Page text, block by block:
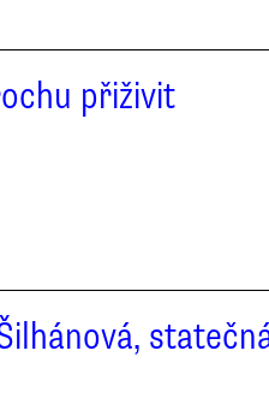
přiživit